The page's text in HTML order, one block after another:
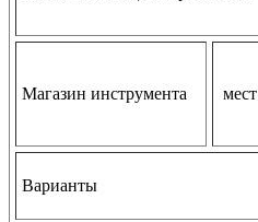
Магазин инструмента мест
Варианты